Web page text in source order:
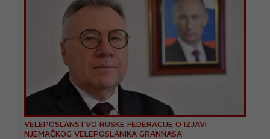
VELEPOSLANSTVO RUSKE FEDERACIJE O IZJAVI
NJEMAČKOG VELEPOSLANIKA GRANNASA